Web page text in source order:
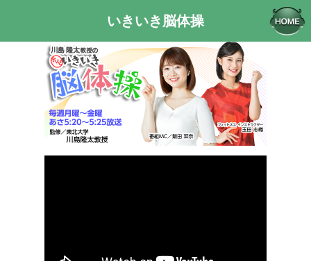
いきいき脳体操